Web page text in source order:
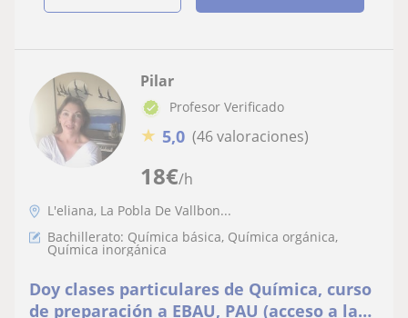
18€/h
Pilar
Profesor Verificado
★ 5,0 (46 valoraciones)
L'eliana, La Pobla De Vallbon...
Bachillerato: Química básica, Química orgánica,
Química inorgánica
Doy clases particulares de Química, curso
de preparación a EBAU, PAU (acceso a la